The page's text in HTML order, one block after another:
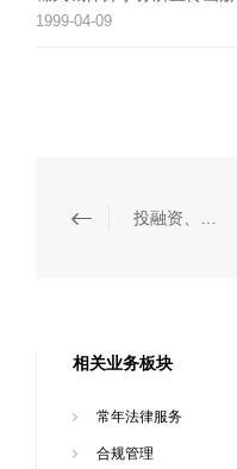
1999-04-09
相关业务板块
常年法律服务
合规管理